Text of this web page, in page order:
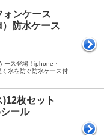
ンケース
防水ケース
ース登場！iphone・
水を防ぐ防水ケース付
)12枚セット
ール